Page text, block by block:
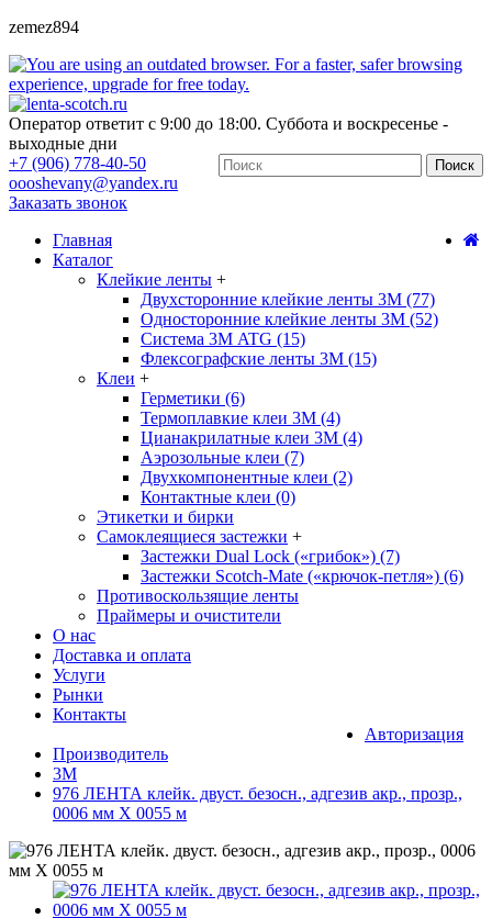
zemez894
Оператор ответит с 9:00 до 18:00. Суббота и воскресенье -
выходные дни
Поиск
+7 (906) 778-40-50
oooshevany@yandex.ru
Заказать звонок
Главная
Каталог
Клейкие ленты +
Двухсторонние клейкие ленты 3М (77)
Односторонние клейкие ленты 3М (52)
Система 3М ATG (15)
Флексографские ленты 3М (15)
Клеи +
Герметики (6)
Термоплавкие клеи 3М (4)
Цианакрилатные клеи 3М (4)
Аэрозольные клеи (7)
Двухкомпонентные клеи (2)
Контактные клеи (0)
Этикетки и бирки
Самоклеящиеся застежки +
Застежки Dual Lock («грибок») (7)
Застежки Scotch-Mate («крючок-петля») (6)
Противоскользящие ленты
Праймеры и очистители
О нас
Доставка и оплата
Услуги
Рынки
Контакты
Авторизация
Производитель
3M
976 ЛЕНТА клейк. двуст. безосн., адгезив акр., прозр.,
0006 мм Х 0055 м